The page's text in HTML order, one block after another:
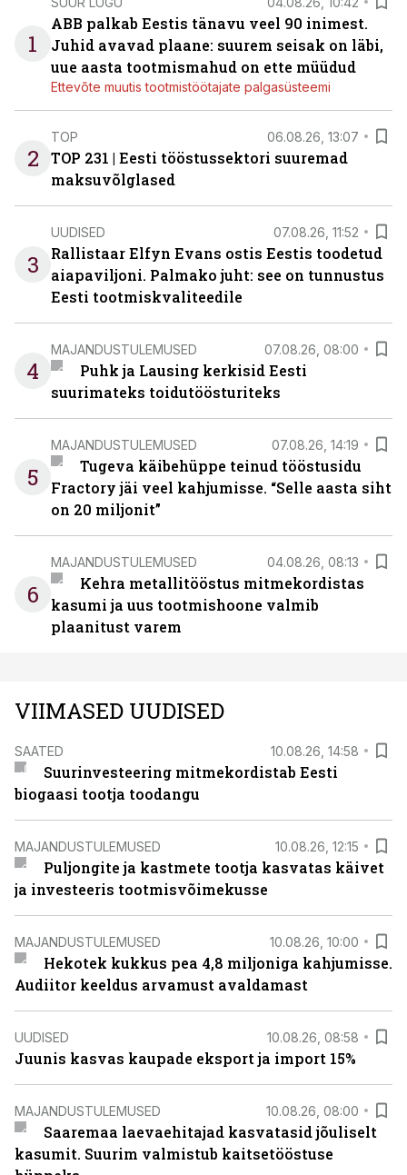
1
ABB palkab Eestis tänavu veel 90 inimest.
Juhid avavad plaane: suurem seisak on läbi,
uue aasta tootmismahud on ette müüdud
Ettevõte muutis tootmistöötajate palgasüsteemi
2
TOP 06.08.26, 13:07
TOP 231 | Eesti tööstussektori suuremad
maksuvõlglased
3
UUDISED 07.08.26, 11:52
Rallistaar Elfyn Evans ostis Eestis toodetud
aiapaviljoni. Palmako juht: see on tunnustus
Eesti tootmiskvaliteedile
4
MAJANDUSTULEMUSED 07.08.26, 08:00
Puhk ja Lausing kerkisid Eesti
suurimateks toidutöösturiteks
5
MAJANDUSTULEMUSED 07.08.26, 14:19
Tugeva käibehüppe teinud tööstusidu
Fractory jäi veel kahjumisse. “Selle aasta siht
on 20 miljonit”
6
MAJANDUSTULEMUSED 04.08.26, 08:13
Kehra metallitööstus mitmekordistas
kasumi ja uus tootmishoone valmib
plaanitust varem
VIIMASED UUDISED
SAATED 10.08.26, 14:58
Suurinvesteering mitmekordistab Eesti
biogaasi tootja toodangu
MAJANDUSTULEMUSED 10.08.26, 12:15
Puljongite ja kastmete tootja kasvatas käivet
ja investeeris tootmisvõimekusse
MAJANDUSTULEMUSED 10.08.26, 10:00
Hekotek kukkus pea 4,8 miljoniga kahjumisse.
Audiitor keeldus arvamust avaldamast
UUDISED 10.08.26, 08:58
Juunis kasvas kaupade eksport ja import 15%
MAJANDUSTULEMUSED 10.08.26, 08:00
Saaremaa laevaehitajad kasvatasid jõuliselt
kasumit. Suurim valmistub kaitsetööstuse